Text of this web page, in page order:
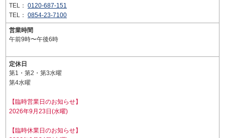
TEL： 0120-687-151
TEL： 0854-23-7100
営業時間
午前9時〜午後6時
定休日
第1・第2・第3水曜
第4水曜
【臨時営業日のお知らせ】
2026年9月23日(水曜)
【臨時休業日のお知らせ】